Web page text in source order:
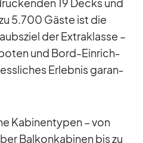
19 Decks und
5.700 Gäste ist die
der Ex­tra­klasse –
und Bord-Ein­rich­
Er­leb­nis ga­ran­
Ka­bi­nen­ty­pen – von
Bal­kon­ka­bi­nen bis zu